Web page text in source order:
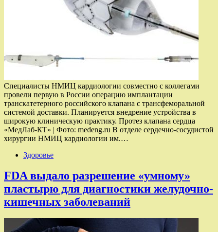
Специалисты НМИЦ кардиологии совместно с коллегами
провели первую в России операцию имплантации
транскатетерного российского клапана с трансфеморальной
системой доставки. Планируется внедрение устройства в
широкую клиническую практику. Протез клапана сердца
«МедЛаб-КТ» | Фото: medeng.ru В отделе сердечно-сосудистой
хирургии НМИЦ кардиологии им.…
Здоровье
FDA выдало разрешение «умному»
пластырю для диагностики желудочно-
кишечных заболеваний